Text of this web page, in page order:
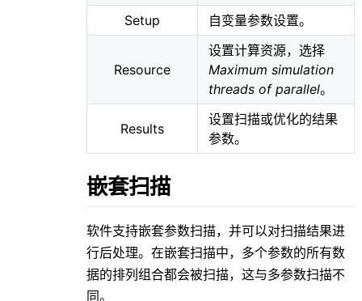
Setup
自变量参数设置。
Resource
设置计算资源，选择
Maximum simulation
threads of parallel。
Results
设置扫描或优化的结果
参数。
嵌套扫描
软件支持嵌套参数扫描，并可以对扫描结果进
行后处理。在嵌套扫描中，多个参数的所有数
据的排列组合都会被扫描，这与多参数扫描不
同。